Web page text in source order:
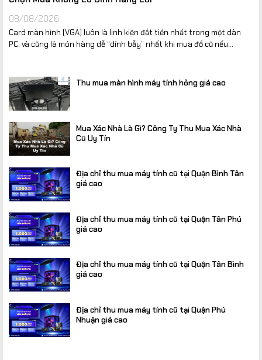
08/08/2026
Card màn hình (VGA) luôn là linh kiện đắt tiền nhất trong một dàn
PC, và cũng là món hàng dễ “dính bẫy” nhất khi mua đồ cũ nếu...
Thu mua màn hình máy tính hỏng giá cao
Mua Xác Nhà Là Gì? Công Ty Thu Mua Xác Nhà
Cũ Uy Tín
Địa chỉ thu mua máy tính cũ tại Quận Bình Tân
giá cao
Địa chỉ thu mua máy tính cũ tại Quận Tân Phú
giá cao
Địa chỉ thu mua máy tính cũ tại Quận Tân Bình
giá cao
Địa chỉ thu mua máy tính cũ tại Quận Phú
Nhuận giá cao